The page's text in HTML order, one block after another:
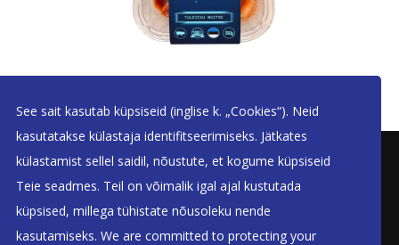
See sait kasutab küpsiseid (inglise k. „Cookies“). Neid
kasutatakse külastaja identifitseerimiseks. Jätkates
külastamist sellel saidil, nõustute, et kogume küpsiseid
Teie seadmes. Teil on võimalik igal ajal kustutada
küpsised, millega tühistate nõusoleku nende
kasutamiseks. We are committed to protecting your